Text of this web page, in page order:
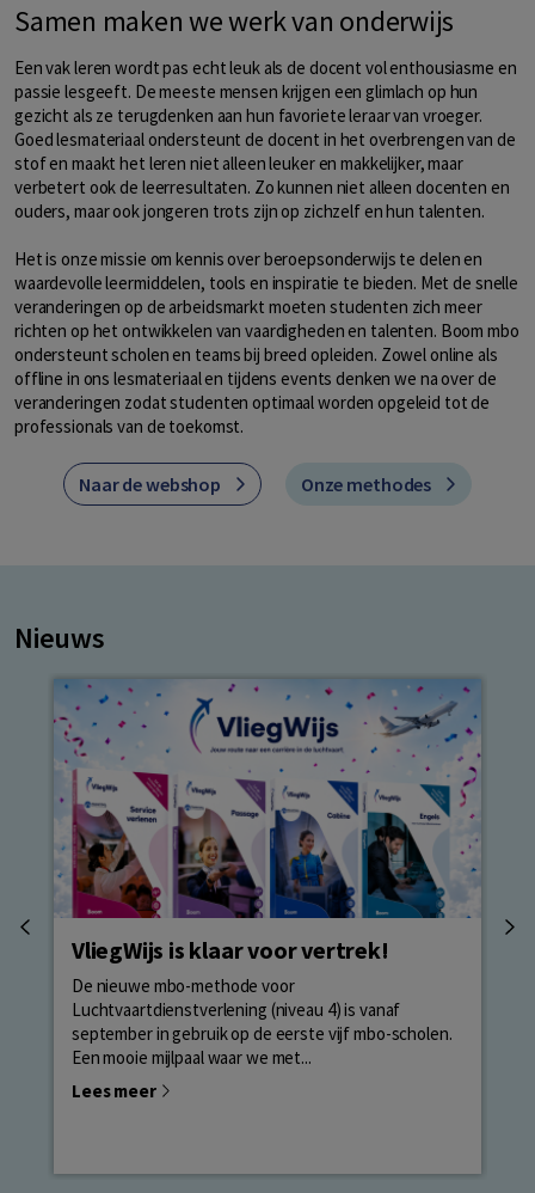
Samen maken we werk van onderwijs
Een vak leren wordt pas echt leuk als de docent vol enthousiasme en
passie lesgeeft. De meeste mensen krijgen een glimlach op hun
gezicht als ze terugdenken aan hun favoriete leraar van vroeger.
Goed lesmateriaal ondersteunt de docent in het overbrengen van de
stof en maakt het leren niet alleen leuker en makkelijker, maar
verbetert ook de leerresultaten. Zo kunnen niet alleen docenten en
ouders, maar ook jongeren trots zijn op zichzelf en hun talenten.
Het is onze missie om kennis over beroepsonderwijs te delen en
waardevolle leermiddelen, tools en inspiratie te bieden. Met de snelle
veranderingen op de arbeidsmarkt moeten studenten zich meer
richten op het ontwikkelen van vaardigheden en talenten. Boom mbo
ondersteunt scholen en teams bij breed opleiden. Zowel online als
offline in ons lesmateriaal en tijdens events denken we na over de
veranderingen zodat studenten optimaal worden opgeleid tot de
professionals van de toekomst.
Naar de webshop Onze methodes
Nieuws
VliegWijs is klaar voor vertrek!
De nieuwe mbo-methode voor
Luchtvaartdienstverlening (niveau 4) is vanaf
september in gebruik op de eerste vijf mbo-scholen.
Een mooie mijlpaal waar we met...
Lees meer